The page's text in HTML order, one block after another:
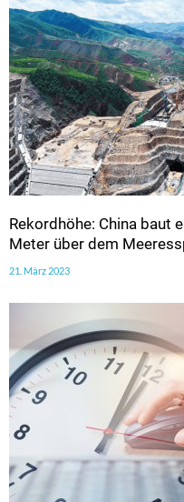
Rekordhöhe: China baut
Meter über dem
21. März 2023